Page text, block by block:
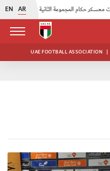
EN AR |
UAE FOOTBALL ASSOCIATION |